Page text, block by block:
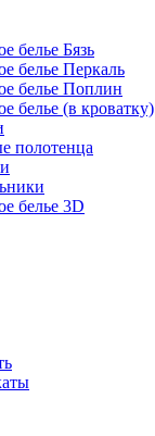
белье Бязь
белье Перкаль
белье Поплин
белье (в кроватку)
полотенца
белье 3D